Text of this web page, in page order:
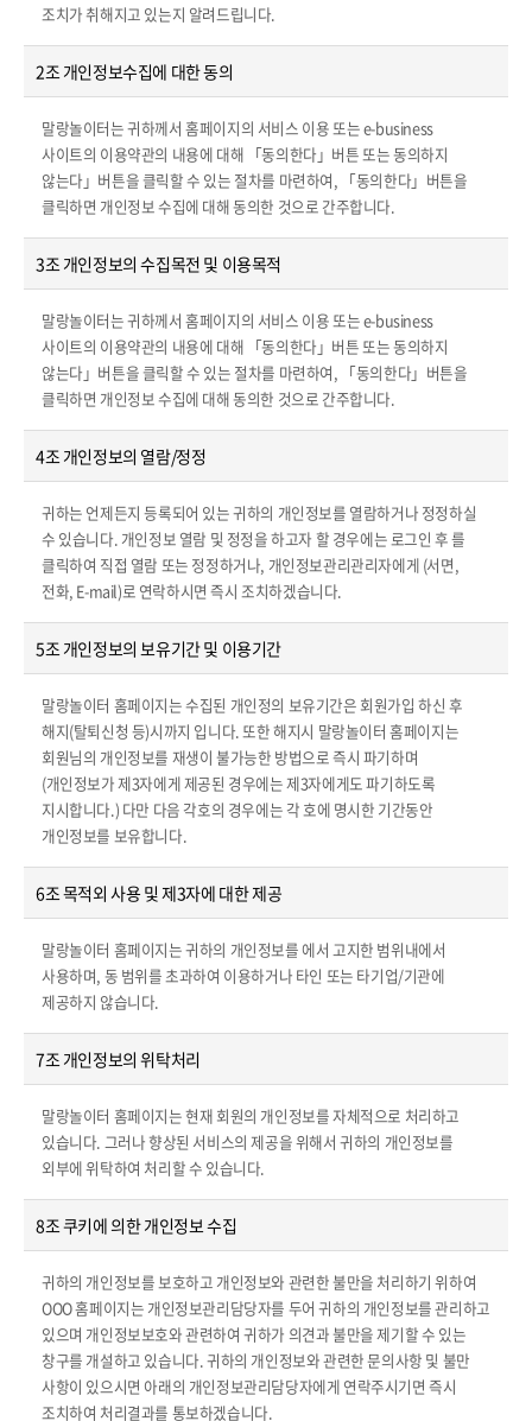
조치가 취해지고 있는지 알려드립니다.
2조 개인정보수집에 대한 동의
말랑놀이터는 귀하께서 홈페이지의 서비스 이용 또는 e-business
사이트의 이용약관의 내용에 대해 「동의한다」버튼 또는 동의하지
않는다」버튼을 클릭할 수 있는 절차를 마련하여, 「동의한다」버튼을
클릭하면 개인정보 수집에 대해 동의한 것으로 간주합니다.
3조 개인정보의 수집목전 및 이용목적
말랑놀이터는 귀하께서 홈페이지의 서비스 이용 또는 e-business
사이트의 이용약관의 내용에 대해 「동의한다」버튼 또는 동의하지
않는다」버튼을 클릭할 수 있는 절차를 마련하여, 「동의한다」버튼을
클릭하면 개인정보 수집에 대해 동의한 것으로 간주합니다.
4조 개인정보의 열람/정정
귀하는 언제든지 등록되어 있는 귀하의 개인정보를 열람하거나 정정하실
수 있습니다. 개인정보 열람 및 정정을 하고자 할 경우에는 로그인 후 를
클릭하여 직접 열람 또는 정정하거나, 개인정보관리관리자에게 (서면,
전화, E-mail)로 연락하시면 즉시 조치하겠습니다.
5조 개인정보의 보유기간 및 이용기간
말랑놀이터 홈페이지는 수집된 개인정의 보유기간은 회원가입 하신 후
해지(탈퇴신청 등)시까지 입니다. 또한 해지시 말랑놀이터 홈페이지는
회원님의 개인정보를 재생이 불가능한 방법으로 즉시 파기하며
(개인정보가 제3자에게 제공된 경우에는 제3자에게도 파기하도록
지시합니다.) 다만 다음 각호의 경우에는 각 호에 명시한 기간동안
개인정보를 보유합니다.
6조 목적외 사용 및 제3자에 대한 제공
말랑놀이터 홈페이지는 귀하의 개인정보를 에서 고지한 범위내에서
사용하며, 동 범위를 초과하여 이용하거나 타인 또는 타기업/기관에
제공하지 않습니다.
7조 개인정보의 위탁처리
말랑놀이터 홈페이지는 현재 회원의 개인정보를 자체적으로 처리하고
있습니다. 그러나 향상된 서비스의 제공을 위해서 귀하의 개인정보를
외부에 위탁하여 처리할 수 있습니다.
8조 쿠키에 의한 개인정보 수집
귀하의 개인정보를 보호하고 개인정보와 관련한 불만을 처리하기 위하여
OOO 홈페이지는 개인정보관리담당자를 두어 귀하의 개인정보를 관리하고
있으며 개인정보보호와 관련하여 귀하가 의견과 불만을 제기할 수 있는
창구를 개설하고 있습니다. 귀하의 개인정보와 관련한 문의사항 및 불만
사항이 있으시면 아래의 개인정보관리담당자에게 연락주시기면 즉시
조치하여 처리결과를 통보하겠습니다.